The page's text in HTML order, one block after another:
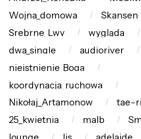
Wojna_domowa
Skansen
Srebrne_Lwy
wygląda
dwa_single
audioriver
nieistnienie_Boga
koordynacja_ruchowa
Nikołaj_Artamonow
tae-
25_kwietnia
malb